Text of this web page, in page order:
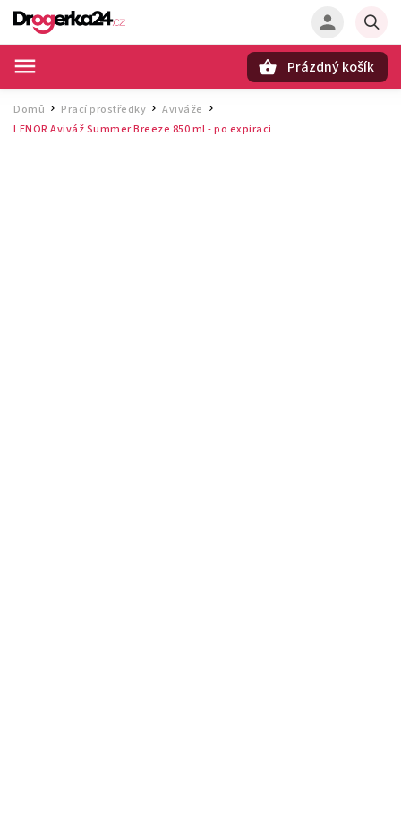
Prázdný košík
Domů / Prací prostředky / Aviváže
LENOR Aviváž Summer Breeze 850 ml - po expiraci